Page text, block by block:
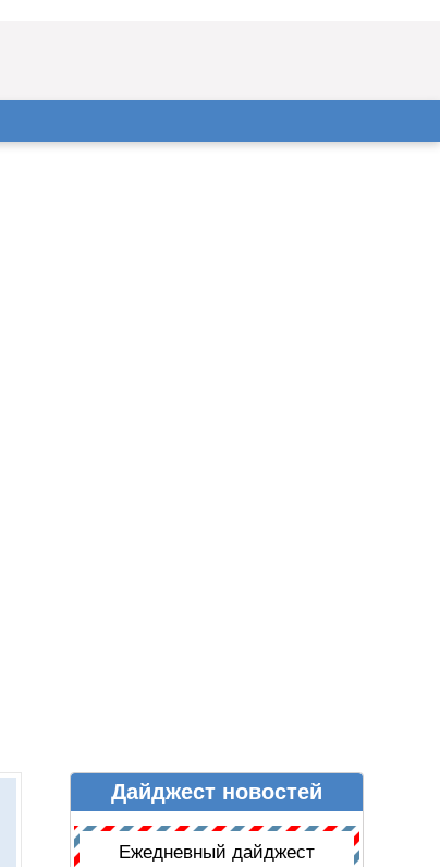
ДАЙДЖЕСТ НОВОСТЕЙДайджест новостей
Ежедневный дайджест